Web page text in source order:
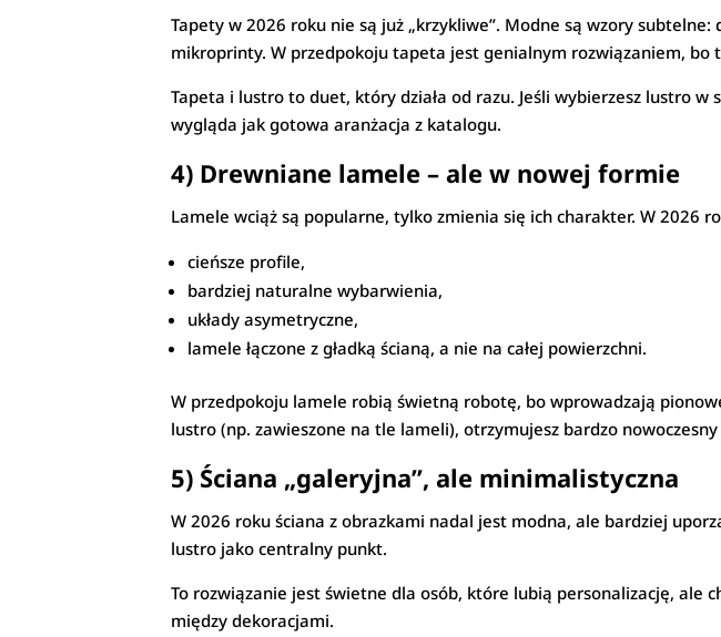
Tapety w 2026 roku nie są już „krzykliwe”. Modne są wzory
mikroprinty. W przedpokoju tapeta jest genialnym rozwiązaniem,
Tapeta i lustro to duet, który działa od razu. Jeśli wybierzesz lustro
wygląda jak gotowa aranżacja z katalogu.
4) Drewniane lamele – ale w nowej formie
Lamele wciąż są popularne, tylko zmienia się ich charakter. W 2026
cieńsze profile,
bardziej naturalne wybarwienia,
układy asymetryczne,
lamele łączone z gładką ścianą, a nie na całej powierzchni.
W przedpokoju lamele robią świetną robotę, bo wprowadzają
lustro (np. zawieszone na tle lameli), otrzymujesz bardzo
5) Ściana „galeryjna”, ale minimalistyczna
W 2026 roku ściana z obrazkami nadal jest modna, ale bardziej
lustro jako centralny punkt.
To rozwiązanie jest świetne dla osób, które lubią personalizację, ale
między dekoracjami.